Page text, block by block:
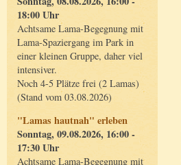
18:00 Uhr
Achtsame Lama-Begegnung mit
Lama-Spaziergang im Park in
einer kleinen Gruppe, daher viel
intensiver.
Noch 4-5 Plätze frei (2 Lamas)
(Stand vom 03.08.2026)
"Lamas hautnah" erleben
Sonntag, 09.08.2026, 16:00 -
17:30 Uhr
Achtsame Lama-Begegnung mit